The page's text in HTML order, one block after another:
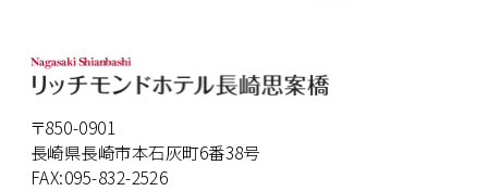
〒850-0901
長崎県長崎市本石灰町6番38号
FAX:095-832-2526